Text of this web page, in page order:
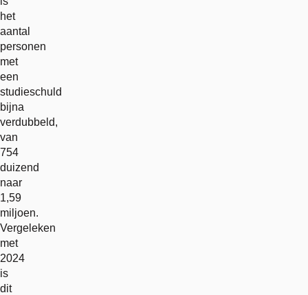
het
aantal
personen
met
een
studieschuld
bijna
verdubbeld,
van
754
duizend
naar
1,59
miljoen.
Vergeleken
met
2024
is
dit